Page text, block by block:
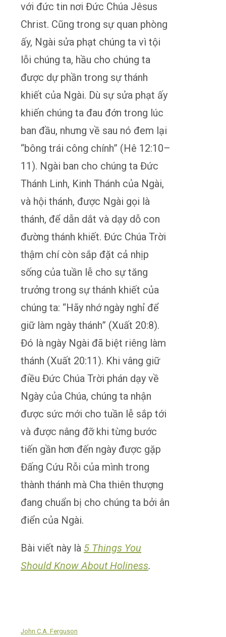
với đức tin nơi Đức Chúa Jêsus
Christ. Cũng trong sự quan phòng
ấy, Ngài sửa phạt chúng ta vì tội
lỗi chúng ta, hầu cho chúng ta
được dự phần trong sự thánh
khiết của Ngài. Dù sự sửa phạt ấy
khiến chúng ta đau đớn trong lúc
ban đầu, nhưng về sau nó đem lại
“bông trái công chính” (Hê 12:10–
11). Ngài ban cho chúng ta Đức
Thánh Linh, Kinh Thánh của Ngài,
và hội thánh, được Ngài gọi là
thánh, để dẫn dắt và dạy dỗ con
đường thánh khiết. Đức Chúa Trời
thậm chí còn sắp đặt cả nhịp
sống của tuần lễ cho sự tăng
trưởng trong sự thánh khiết của
chúng ta: “Hãy nhớ ngày nghỉ để
giữ làm ngày thánh” (Xuất 20:8).
Đó là ngày Ngài đã biệt riêng làm
thánh (Xuất 20:11). Khi vâng giữ
điều Đức Chúa Trời phán dạy về
Ngày của Chúa, chúng ta nhận
được sức mới cho tuần lễ sắp tới
và được nâng đỡ khi từng bước
tiến gần hơn đến ngày được gặp
Đấng Cứu Rỗi của mình trong
thành thánh mà Cha thiên thượng
đang chuẩn bị cho chúng ta bởi ân
điển của Ngài.
Bài viết này là 5 Things You
Should Know About Holiness.
John C.A. Ferguson